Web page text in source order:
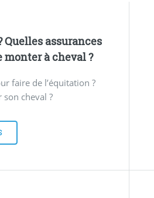
Quelles assurances
à cheval ?
faire de l’équitation ?
cheval ?